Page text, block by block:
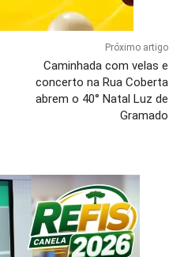
Próximo artigo
Caminhada com velas e
concerto na Rua Coberta
abrem o 40° Natal Luz de
Gramado